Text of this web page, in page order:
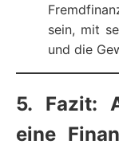
sein, mit
und die
5. Fazit:
eine